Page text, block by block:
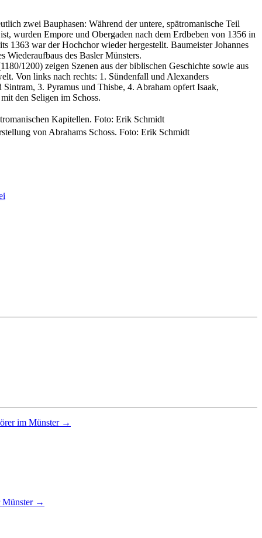
zwei Bauphasen: Während der untere, spätromanische Teil
wurden Empore und Obergaden nach dem Erdbeben von 1356 in
1363 war der Hochchor wieder hergestellt. Baumeister Johannes
Wiederaufbaus des Basler Münsters.
1200) zeigen Szenen aus der biblischen Geschichte sowie aus
Von links nach rechts: 1. Sündenfall und Alexanders
3. Pyramus und Thisbe, 4. Abraham opfert Isaak,
den Seligen im Schoss.
Kapitellen. Foto: Erik Schmidt
von Abrahams Schoss. Foto: Erik Schmidt
im Münster →
Münster →